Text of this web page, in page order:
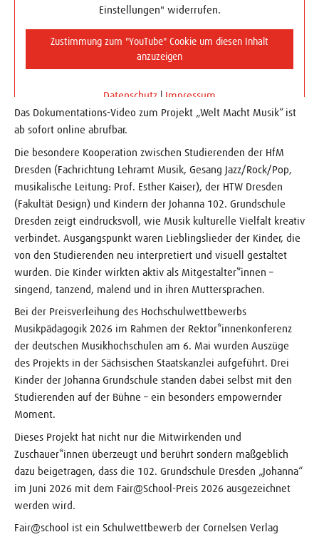
Einstellungen" widerrufen.
Zustimmung zum "YouTube" Cookie um diesen Inhalt
anzuzeigen
Datenschutz | Impressum
Das Dokumentations-Video zum Projekt „Welt Macht Musik“ ist
ab sofort online abrufbar.
Die besondere Kooperation zwischen Studierenden der HfM
Dresden (Fachrichtung Lehramt Musik, Gesang Jazz/Rock/Pop,
musikalische Leitung: Prof. Esther Kaiser), der HTW Dresden
(Fakultät Design) und Kindern der Johanna 102. Grundschule
Dresden zeigt eindrucksvoll, wie Musik kulturelle Vielfalt kreativ
verbindet. Ausgangspunkt waren Lieblingslieder der Kinder, die
von den Studierenden neu interpretiert und visuell gestaltet
wurden. Die Kinder wirkten aktiv als Mitgestalter*innen –
singend, tanzend, malend und in ihren Muttersprachen.
Bei der Preisverleihung des Hochschulwettbewerbs
Musikpädagogik 2026 im Rahmen der Rektor*innenkonferenz
der deutschen Musikhochschulen am 6. Mai wurden Auszüge
des Projekts in der Sächsischen Staatskanzlei aufgeführt. Drei
Kinder der Johanna Grundschule standen dabei selbst mit den
Studierenden auf der Bühne – ein besonders empowernder
Moment.
Dieses Projekt hat nicht nur die Mitwirkenden und
Zuschauer*innen überzeugt und berührt sondern maßgeblich
dazu beigetragen, dass die 102. Grundschule Dresden „Johanna“
im Juni 2026 mit dem Fair@School-Preis 2026 ausgezeichnet
werden wird.
Fair@school ist ein Schulwettbewerb der Cornelsen Verlag